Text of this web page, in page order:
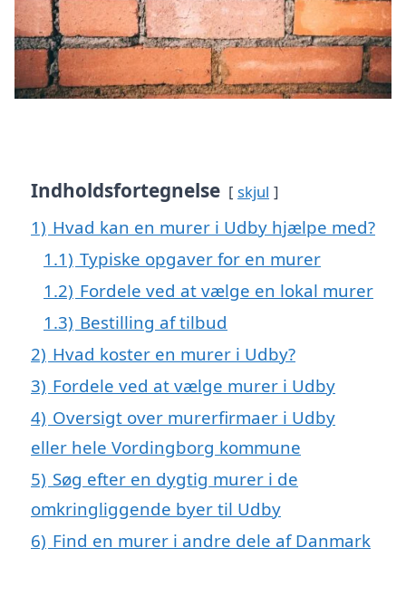
Indholdsfortegnelse skjul
1) Hvad kan en murer i Udby hjælpe med?
1.1) Typiske opgaver for en murer
1.2) Fordele ved at vælge en lokal murer
1.3) Bestilling af tilbud
2) Hvad koster en murer i Udby?
3) Fordele ved at vælge murer i Udby
4) Oversigt over murerfirmaer i Udby
eller hele Vordingborg kommune
5) Søg efter en dygtig murer i de
omkringliggende byer til Udby
6) Find en murer i andre dele af Danmark